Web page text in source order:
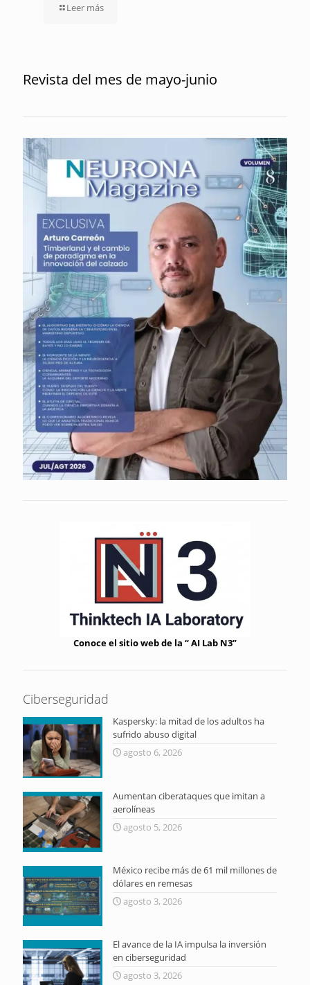
Leer más
Revista del mes de mayo-junio
Conoce el sitio web de la “ AI Lab N3”
Ciberseguridad
Kaspersky: la mitad de los adultos ha
sufrido abuso digital
agosto 6, 2026
Aumentan ciberataques que imitan a
aerolíneas
agosto 5, 2026
México recibe más de 61 mil millones de
dólares en remesas
agosto 3, 2026
El avance de la IA impulsa la inversión
en ciberseguridad
agosto 3, 2026